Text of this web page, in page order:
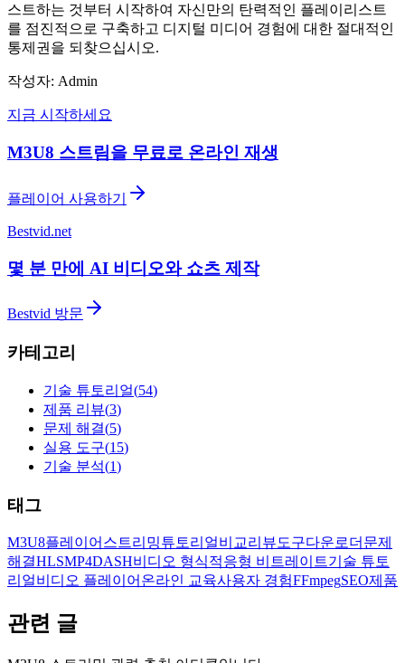
스트하는 것부터 시작하여 자신만의 탄력적인 플레이리스트
를 점진적으로 구축하고 디지털 미디어 경험에 대한 절대적인
통제권을 되찾으십시오.
작성자: Admin
지금 시작하세요
M3U8 스트림을 무료로 온라인 재생
플레이어 사용하기
Bestvid.net
몇 분 만에 AI 비디오와 쇼츠 제작
Bestvid 방문
카테고리
기술 튜토리얼(54)
제품 리뷰(3)
문제 해결(5)
실용 도구(15)
기술 분석(1)
태그
M3U8플레이어 스트리밍튜토리얼비교리뷰도구다운로더 문제
해결HLSMP4DASH비디오 형식적응형 비트레이트기술 튜토
리얼비디오 플레이어 온라인 교육사용자 경험FFmpegSEO제품
관련 글